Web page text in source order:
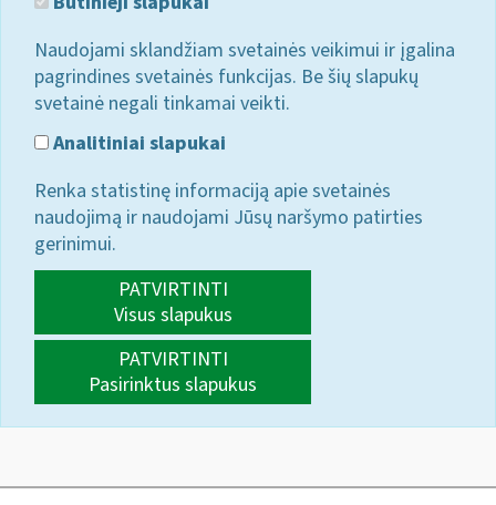
Naudojami sklandžiam svetainės veikimui ir įgalina
pagrindines svetainės funkcijas. Be šių slapukų
svetainė negali tinkamai veikti.
Analitiniai slapukai
Renka statistinę informaciją apie svetainės
naudojimą ir naudojami Jūsų naršymo patirties
gerinimui.
PATVIRTINTI
Visus slapukus
PATVIRTINTI
Pasirinktus slapukus